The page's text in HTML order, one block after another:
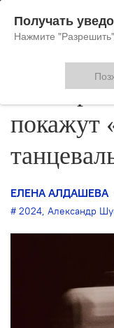
На
покажут
ЕЛЕНА АЛДАШЕВА
2024, Александр
Получать
Нажмите